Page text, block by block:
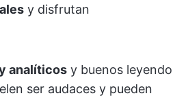
y disfrutan
analíticos y buenos leyendo
ser audaces y pueden